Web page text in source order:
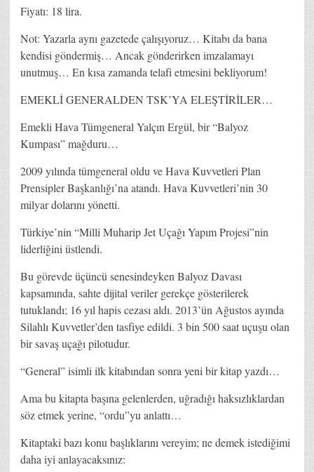
Fiyatı: 18 lira.
Not: Yazarla aynı gazetede çalışıyoruz… Kitabı da bana
kendisi göndermiş… Ancak gönderirken imzalamayı
unutmuş… En kısa zamanda telafi etmesini bekliyorum!
EMEKLİ GENERALDEN TSK’YA ELEŞTİRİLER…
Emekli Hava Tümgeneral Yalçın Ergül, bir “Balyoz
Kumpası” mağduru…
2009 yılında tümgeneral oldu ve Hava Kuvvetleri Plan
Prensipler Başkanlığı’na atandı. Hava Kuvvetleri’nin 30
milyar dolarını yönetti.
Türkiye’nin “Milli Muharip Jet Uçağı Yapım Projesi”nin
liderliğini üstlendi.
Bu görevde üçüncü senesindeyken Balyoz Davası
kapsamında, sahte dijital veriler gerekçe gösterilerek
tutuklandı; 16 yıl hapis cezası aldı. 2013’ün Ağustos ayında
Silahlı Kuvvetler’den tasfiye edildi. 3 bin 500 saat uçuşu olan
bir savaş uçağı pilotudur.
“General” isimli ilk kitabından sonra yeni bir kitap yazdı…
Ama bu kitapta başına gelenlerden, uğradığı haksızlıklardan
söz etmek yerine, “ordu”yu anlattı…
Kitaptaki bazı konu başlıklarını vereyim; ne demek istediğimi
daha iyi anlayacaksınız: